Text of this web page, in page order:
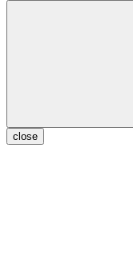
close